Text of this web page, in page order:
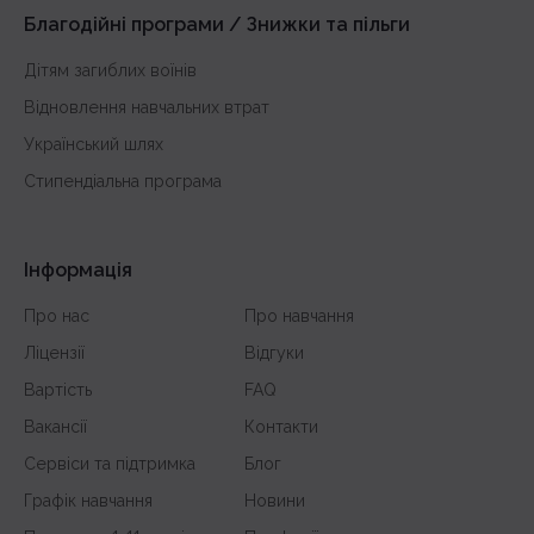
Якщо тобі близькі наші принципи, заповни заявку та надішли
дійсно можна пишатися.
Благодійні програми / Знижки та пільги
Дітям загиблих воїнів
Відновлення навчальних втрат
Український шлях
Стипендіальна програма
Інформація
Про нас
Про навчання
Ліцензії
Відгуки
Вартість
FAQ
Вакансії
Контакти
Сервіси та підтримка
Блог
Графік навчання
Новини